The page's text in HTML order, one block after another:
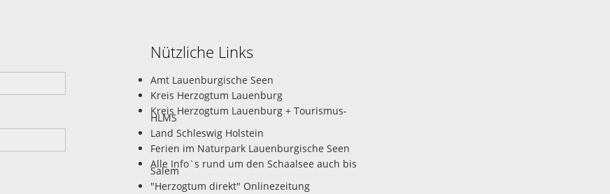
Nützliche Links
Amt Lauenburgische Seen
Kreis Herzogtum Lauenburg
Kreis Herzogtum Lauenburg + Tourismus-
HLMS
Land Schleswig Holstein
Ferien im Naturpark Lauenburgische Seen
Alle Info`s rund um den Schaalsee auch bis
Salem
"Herzogtum direkt" Onlinezeitung